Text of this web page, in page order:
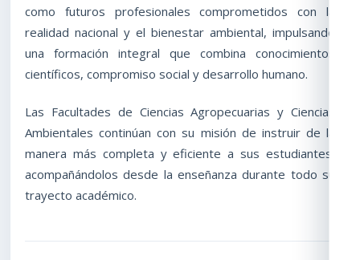
como futuros profesionales comprometidos con la
realidad nacional y el bienestar ambiental, impulsando
una formación integral que combina conocimientos
científicos, compromiso social y desarrollo humano.
Las Facultades de Ciencias Agropecuarias y Ciencias
Ambientales continúan con su misión de instruir de la
manera más completa y eficiente a sus estudiantes,
acompañándolos desde la enseñanza durante todo su
trayecto académico.